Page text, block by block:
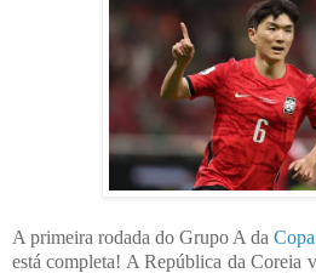
A primeira rodada do Grupo A da
está completa! A República da Coreia